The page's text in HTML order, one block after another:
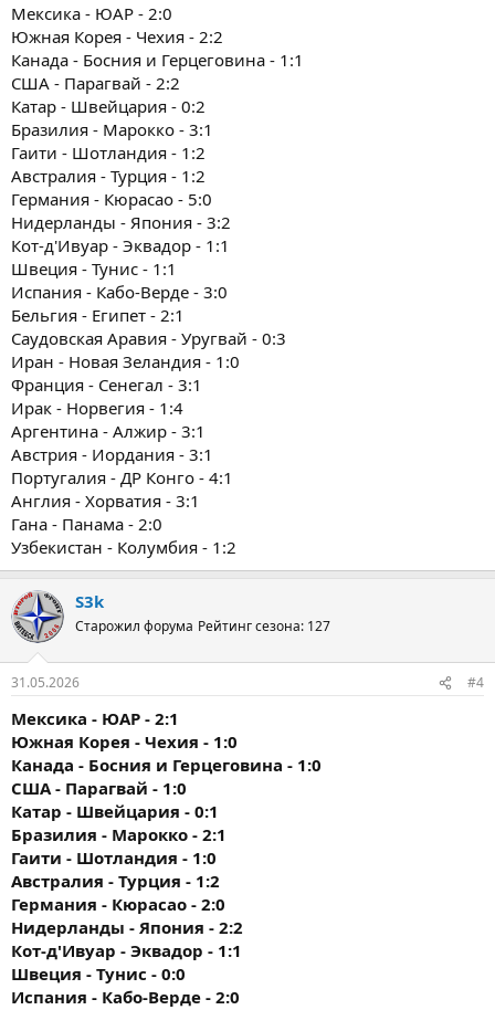
Мексика - ЮАР - 2:0
Южная Корея - Чехия - 2:2
Канада - Босния и Герцеговина - 1:1
США - Парагвай - 2:2
Катар - Швейцария - 0:2
Бразилия - Марокко - 3:1
Гаити - Шотландия - 1:2
Австралия - Турция - 1:2
Германия - Кюрасао - 5:0
Нидерланды - Япония - 3:2
Кот-д'Ивуар - Эквадор - 1:1
Швеция - Тунис - 1:1
Испания - Кабо-Верде - 3:0
Бельгия - Египет - 2:1
Саудовская Аравия - Уругвай - 0:3
Иран - Новая Зеландия - 1:0
Франция - Сенегал - 3:1
Ирак - Норвегия - 1:4
Аргентина - Алжир - 3:1
Австрия - Иордания - 3:1
Португалия - ДР Конго - 4:1
Англия - Хорватия - 3:1
Гана - Панама - 2:0
Узбекистан - Колумбия - 1:2
S3k
Старожил форума Рейтинг сезона: 127
31.05.2026 #4
Мексика - ЮАР - 2:1
Южная Корея - Чехия - 1:0
Канада - Босния и Герцеговина - 1:0
США - Парагвай - 1:0
Катар - Швейцария - 0:1
Бразилия - Марокко - 2:1
Гаити - Шотландия - 1:0
Австралия - Турция - 1:2
Германия - Кюрасао - 2:0
Нидерланды - Япония - 2:2
Кот-д'Ивуар - Эквадор - 1:1
Швеция - Тунис - 0:0
Испания - Кабо-Верде - 2:0